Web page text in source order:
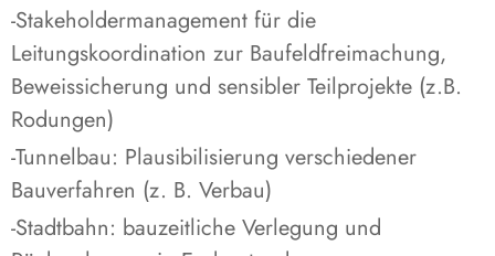
-Stakeholdermanagement für die
Leitungskoordination zur Baufeldfreimachung,
Beweissicherung und sensibler Teilprojekte (z.B.
Rodungen)
-Tunnelbau: Plausibilisierung verschiedener
Bauverfahren (z. B. Verbau)
-Stadtbahn: bauzeitliche Verlegung und